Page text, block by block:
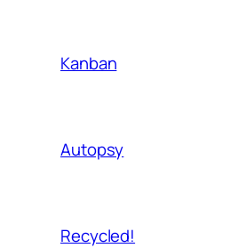
Kanban
Autopsy
Recycled!